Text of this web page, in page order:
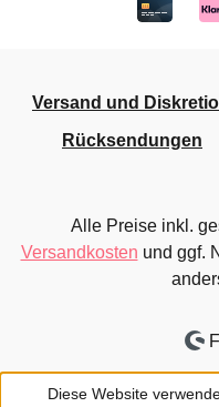
Versand und
Rücksendungen
Alle Preise inkl.
Versandkosten und ggf.
Diese Website